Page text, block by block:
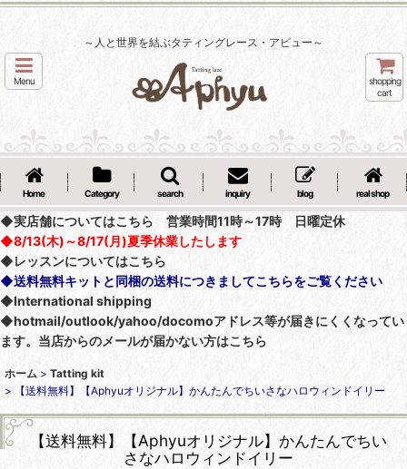
～人と世界を結ぶタティングレース・アピュー～
Menu
shopping
cart
Home Category search inquiry blog real shop
◆実店舗についてはこちら 営業時間11時～17時 日曜定休
◆8/13(木)～8/17(月)夏季休業したします
◆レッスンについてはこちら
◆送料無料キットと同梱の送料につきましてこちらをご覧ください
◆International shipping
◆hotmail/outlook/yahoo/docomoアドレス等が届きにくくなってい
ます。当店からのメールが届かない方はこちら
ホーム > Tatting kit
>
【送料無料】【Aphyuオリジナル】かんたんでちいさなハロウィンドイリー
【送料無料】【Aphyuオリジナル】かんたんでちい
さなハロウィンドイリー